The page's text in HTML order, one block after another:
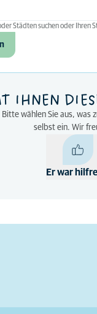
Städten suchen oder Ihren
IHNEN
Bitte wählen Sie aus, was
selbst ein. Wir
Er war